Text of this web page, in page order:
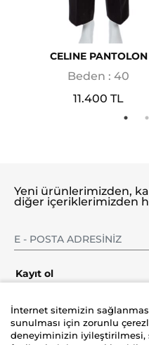
CELINE PANTOLON
Beden : 40
11.400 TL
Yeni ürünlerimizden,
diğer içeriklerimizden
Kayıt ol
İnternet sitemizin
sunulması için zorunlu
deneyiminizin iyileştirilmesi,